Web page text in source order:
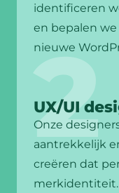
identificeren
en bepalen
nieuwe
UX/UI
Onze
aantrekkelijk
creëren dat